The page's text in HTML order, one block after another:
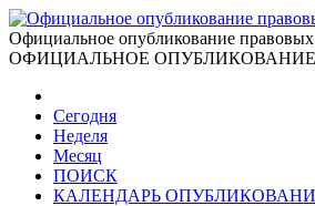
Официальное опубликование правовых
ОФИЦИАЛЬНОЕ ОПУБЛИКОВАНИЕ
Сегодня
Неделя
Месяц
ПОИСК
КАЛЕНДАРЬ